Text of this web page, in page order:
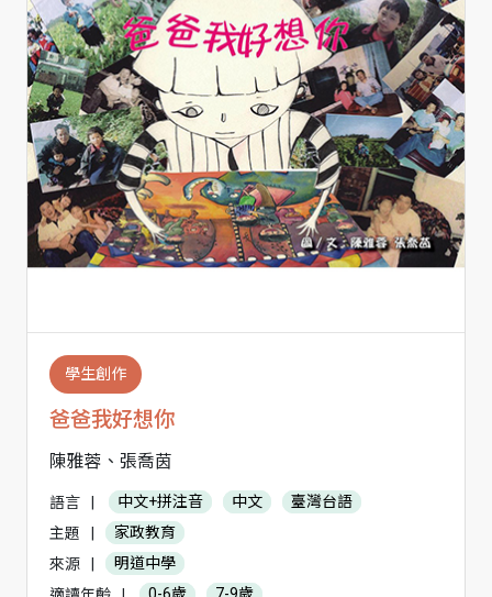
學生創作
爸爸我好想你
陳雅蓉、張喬茵
語言 中文+拼注音 中文
臺灣台語
主題
家政教育
來源
明道中學